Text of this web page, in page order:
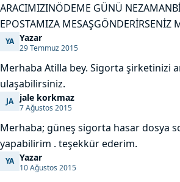
ARACIMIZINÖDEME GÜNÜ
EPOSTAMIZA MESAŞGÖNDERİRSENİZ
YAYazar
Yazar
29 Temmuz 2015
Merhaba Atilla bey. Sigorta şirketinizi
ulaşabilirsiniz.
JAjale korkmaz
jale korkmaz
7 Ağustos 2015
Merhaba; güneş sigorta hasar dosya
yapabilirim . teşekkür ederim.
YAYazar
Yazar
10 Ağustos 2015